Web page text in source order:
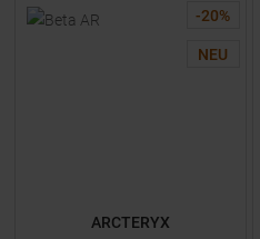
-20%
NEU
ARCTERYX